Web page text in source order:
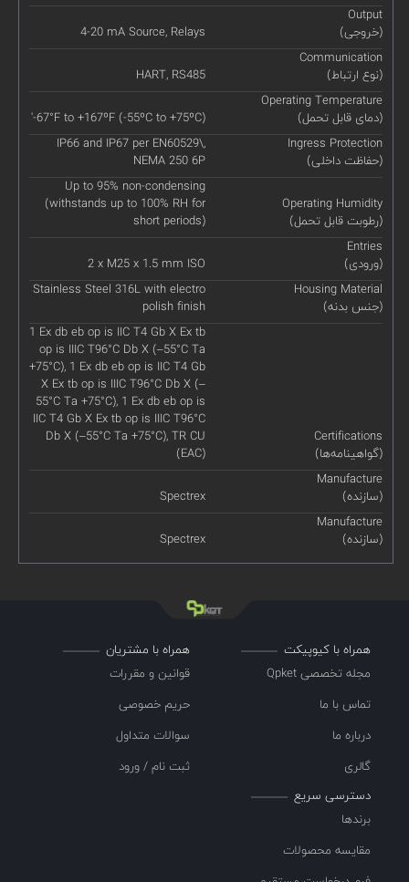
Output
(خروجی)
4-20 mA Source, Relays
Communication
(نوع ارتباط)
HART, RS485
Operating Temperature
(دمای قابل تحمل)
'-67°F to +167ºF (-55ºC to +75ºC)
Ingress Protection
(حفاظت داخلی)
IP66 and IP67 per EN60529\,
NEMA 250 6P
Operating Humidity
(رطوبت قابل تحمل)
Up to 95% non-condensing
(withstands up to 100% RH for
short periods)
Entries
(ورودی)
2 x M25 x 1.5 mm ISO
Housing Material
(جنس بدنه)
Stainless Steel 316L with electro
polish finish
Certifications
(گواهینامه‌ها)
1 Ex db eb op is IIC T4 Gb X Ex tb
op is IIIC T96°C Db X (–55°C Ta
+75°C), 1 Ex db eb op is IIC T4 Gb
X Ex tb op is IIIC T96°C Db X (–
55°C Ta +75°C), 1 Ex db eb op is
IIC T4 Gb X Ex tb op is IIIC T96°C
Db X (–55°C Ta +75°C), TR CU
(EAC)
Manufacture
(سازنده)
Spectrex
Manufacture
(سازنده)
Spectrex
همراه با کیوپیکت
مجله تخصصی Qpket
تماس با ما
درباره ما
گالری
همراه با مشتریان
قوانین و مقررات
حریم خصوصی
سوالات متداول
ثبت نام / ورود
دسترسی سریع
برندها
مقایسه محصولات